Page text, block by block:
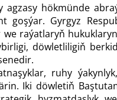
hökmünde
Gyrgyz
raýatlaryň
döwletliligiň
ruhy
Iki döwletiň